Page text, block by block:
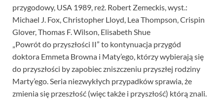
przygodowy, USA 1989, reż. Robert Zemeckis, wyst.:
Michael J. Fox, Christopher Lloyd, Lea Thompson, Crispin
Glover, Thomas F. Wilson, Elisabeth Shue
„Powrót do przyszłości II” to kontynuacja przygód
doktora Emmeta Browna i Maty’ego, którzy wybierają się
do przyszłości by zapobiec zniszczeniu przyszłej rodziny
Marty’ego. Seria niezwykłych przypadków sprawia, że
zmienia się przeszłość (więc także i przyszłość) którą znali.